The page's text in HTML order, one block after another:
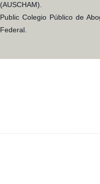
(AUSCHAM).
Public Colegio Público de
Federal.